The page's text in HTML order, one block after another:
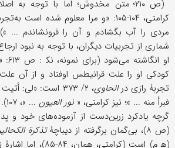
(ص ۲۱۰؛ متن مخدوش؛ اما با توجه به
کرامتی، ۱۰۴-۱۰۵: «و مرا معلوم شده
مردی را آب بگشادم و آن را فرونشاندم ...
شماری از تجربیات دیگران، با توجه به نبود
او
کودکی او را علت قرانیطس اوفتاد و از آن
تجربۀ رازی درالحاوی
، ۲/ ۳۷۳ است: «لی:
فبرأ منه ... »؛ نیز کرامتی، « نور العیون ... »، ۱۰۷).
گرچه یادکرد زرین‌دست از آزموده‌های خود و
(ص ۸)، بی‌گمان برگرفته از دیباچۀ
تذکرة
(ه‍ م) است (کرامتی،